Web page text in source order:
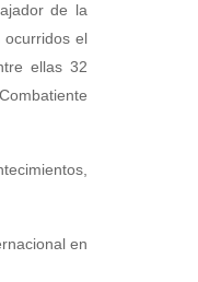
de la
ocurridos el
ellas 32
en